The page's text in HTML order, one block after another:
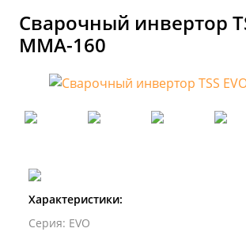
Сварочный инвертор
MMA-160
Характеристики:
Серия: EVO